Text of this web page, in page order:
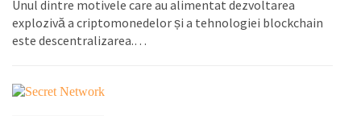
Unul dintre motivele care au alimentat dezvoltarea
explozivă a criptomonedelor și a tehnologiei blockchain
este descentralizarea.…